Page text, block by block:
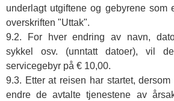
underlagt utgiftene og gebyrene som
overskriften "Uttak".
9.2. For hver endring av navn,
sykkel osv. (unntatt datoer), vil
servicegebyr på € 10,00.
9.3. Etter at reisen har startet,
endre de avtalte tjenestene av